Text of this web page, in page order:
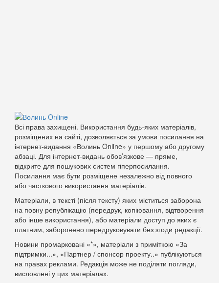
Всі права захищені. Використання будь-яких матеріалів,
розміщених на сайті, дозволяється за умови посилання на
інтернет-видання «Волинь Online» у першому або другому
абзаці. Для інтернет-видань обов’язкове — пряме,
відкрите для пошукових систем гіперпосилання.
Посилання має бути розміщене незалежно від повного
або часткового використання матеріалів.
Матеріали, в тексті (після тексту) яких міститься заборона
на повну републікацію (передрук, копіювання, відтворення
або інше використання), або матеріали доступ до яких є
платним, заборонено передруковувати без згоди редакції.
Новини промарковані «*», матеріали з приміткою «За
підтримки...», «Партнер / спонсор проекту..» публікуються
на правах реклами. Редакція може не поділяти погляди,
висловлені у цих матеріалах.